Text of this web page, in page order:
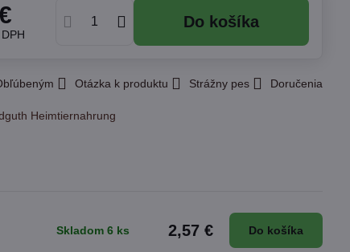
Do košíka
Otázka k produktu Strážny pes Doručenia
Heimtiernahrung
Skladom 6 ks 2,57 € Do košíka